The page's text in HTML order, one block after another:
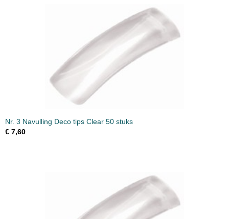
Nr. 3 Navulling Deco tips Clear 50 stuks
€ 7,60